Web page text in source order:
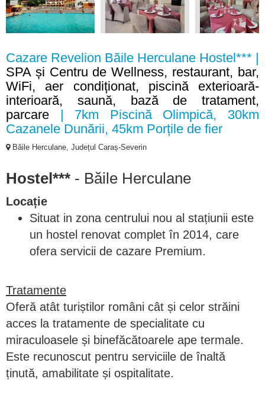
Cazare Revelion Băile Herculane Hostel*** |
SPA și Centru de Wellness, restaurant, bar,
WiFi, aer condiționat, piscină exterioară-
interioară, saună, bază de tratament,
parcare | 7km Piscină Olimpică, 30km
Cazanele Dunării, 45km Porțile de fier
Băile Herculane, Județul Caraș-Severin
Hostel*** - Băile Herculane
Locație
Situat in zona centrului nou al stațiunii este
un hostel renovat complet în 2014, care
ofera servicii de cazare Premium.
Tratamente
Oferă atât turiștilor români cât și celor străini
acces la tratamente de specialitate cu
miraculoasele și binefăcătoarele ape termale.
Este recunoscut pentru serviciile de înaltă
ținută, amabilitate și ospitalitate.